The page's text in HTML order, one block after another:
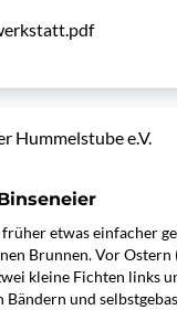
Hummelstube e.V.
etwas einfacher
Brunnen. Vor
kleine Fichten links
und